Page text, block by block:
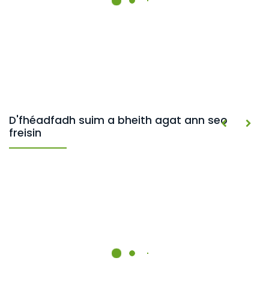
D'fhéadfadh suim a bheith agat ann seo
freisin